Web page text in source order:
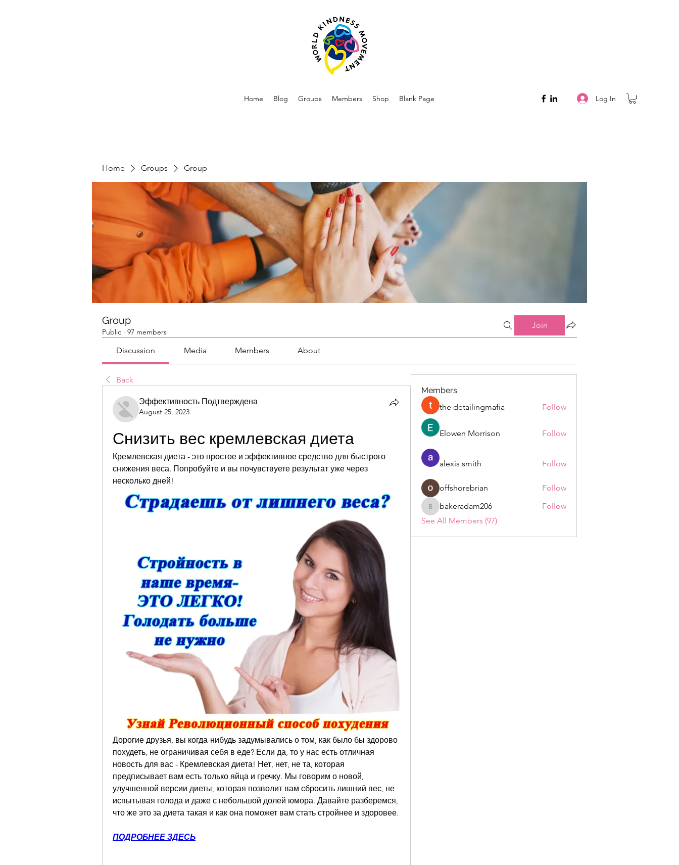
Home Blog Groups Members Shop Blank Page Log In
Home Groups Group
Group
Public · 97 members
Join
Discussion Media Members About
Back
Эффективность Подтверждена
August 25, 2023
Снизить вес кремлевская диета
Кремлевская диета - это простое и эффективное средство для быстрого
снижения веса. Попробуйте и вы почувствуете результат уже через
несколько дней!
Дорогие друзья, вы когда-нибудь задумывались о том, как было бы здорово
похудеть, не ограничивая себя в еде? Если да, то у нас есть отличная
новость для вас - Кремлевская диета! Нет, нет, не та, которая
предписывает вам есть только яйца и гречку. Мы говорим о новой,
улучшенной версии диеты, которая позволит вам сбросить лишний вес, не
испытывая голода и даже с небольшой долей юмора. Давайте разберемся,
что же это за диета такая и как она поможет вам стать стройнее и здоровее.
ПОДРОБНЕЕ ЗДЕСЬ
Members
the detailingmafia
Follow
Elowen Morrison Follow
alexis smith Follow
offshorebrian Follow
bakeradam206
bakeradam206
Follow
See All Members (97)